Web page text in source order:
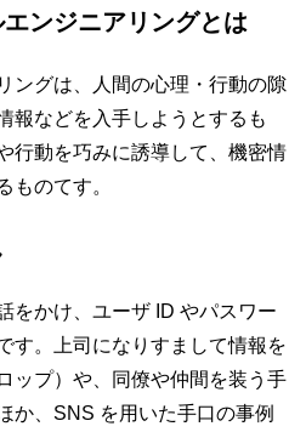
ンジニアリングとは
ングは、人間の心理・行動の隙
報などを入手しようとするも
行動を巧みに誘導して、機密情
ものてす。
をかけ、ユーザ ID やパスワー
す。上司になりすまして情報を
ップ）や、同僚や仲間を装う手
か、SNS を用いた手口の事例